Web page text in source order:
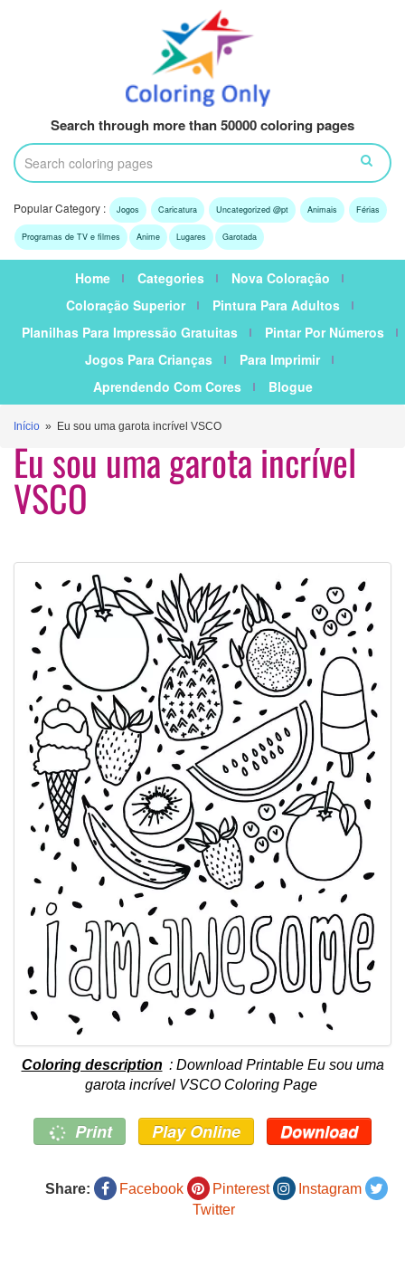
Search through more than 50000 coloring pages
Popular Category : Jogos Caricatura Uncategorized @pt Animais Férias
Programas de TV e filmes Anime Lugares Garotada
Home Categories
Nova Coloração
Coloração Superior
Pintura Para Adultos
Planilhas Para Impressão Gratuitas
Pintar Por Números
Jogos Para Crianças
Para Imprimir
Aprendendo Com Cores
Blogue
Início » Eu sou uma garota incrível VSCO
Eu sou uma garota incrível
VSCO
Coloring description : Download Printable Eu sou uma
garota incrível VSCO Coloring Page
Print Play Online Download
Share: Facebook Pinterest
Instagram
Twitter